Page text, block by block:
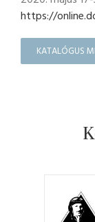
https://
KATALÓGUS